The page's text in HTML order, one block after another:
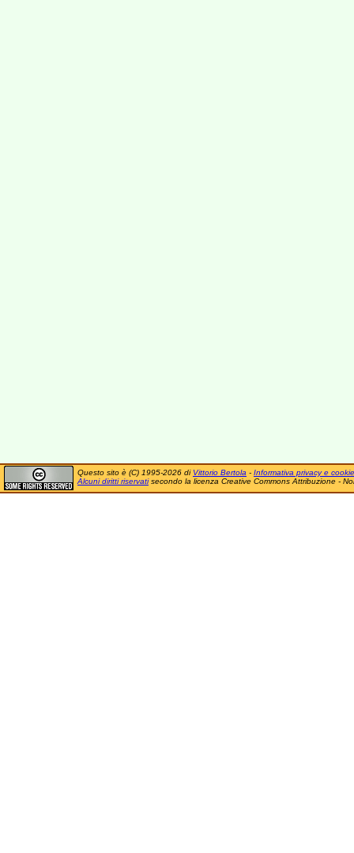
Questo sito è (C) 1995-2026 di Vittorio Bertola - Informativa privacy e cookie
Alcuni diritti riservatisecondo la licenza Creative Commons Attribuzione -